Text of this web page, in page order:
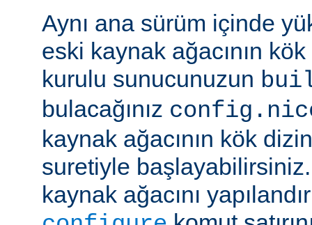
Aynı ana sürüm içinde
eski kaynak ağacının
kurulu sunucunuzun
bulacağınız
kaynak ağacının kök
suretiyle
kaynak ağacını